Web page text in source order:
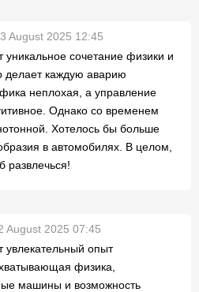
August 2025 12:45
уникальное сочетание физики и
делает каждую аварию
неплохая, а управление
Однако со временем
Хотелось бы больше
в автомобилях. В целом,
развлечься!
August 2025 07:45
увлекательный опыт
физика,
машины и возможность